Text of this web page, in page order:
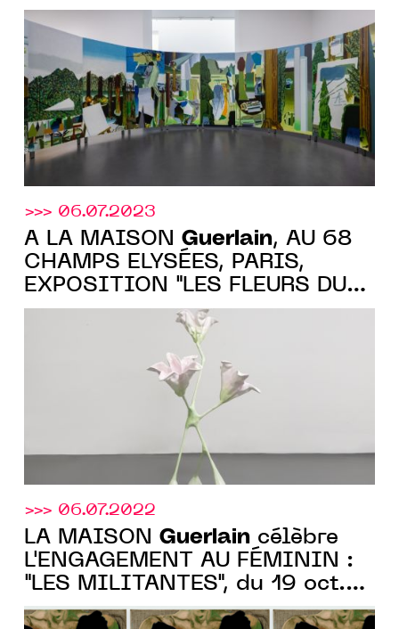
Guerlain, partenaire hôte d’Art
Basel Paris
>>> 06.07.2023
À LA MAISON Guerlain, AU 68
CHAMPS ELYSÉES, PARIS,
EXPOSITION "LES FLEURS DU
MAL", DU 18 OCT. AU 13 NOV.
>>> 06.07.2022
LA MAISON Guerlain célèbre
L'ENGAGEMENT AU FÉMININ :
"LES MILITANTES", du 19 oct.
au 14 nov. 2022, au 68 Champs